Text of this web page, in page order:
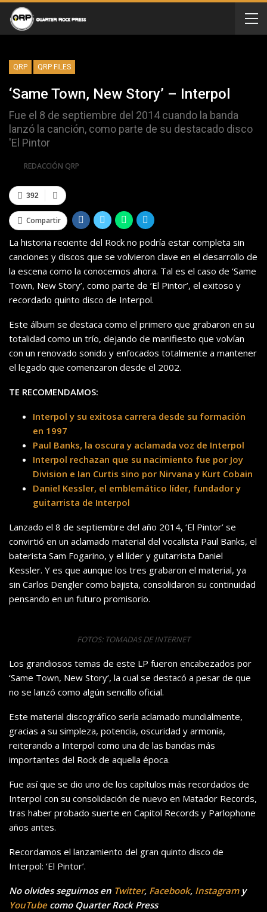
QRP QRP FILES
‘Same Town, New Story’ – Interpol
Fue el 8 de septiembre del 2014 cuando la banda
lanzó la canción, como parte de su destacado disco
'El Pintor
REDACCIÓN QRP
392
Compartir
La historia reciente del Rock no podría estar completa sin
canciones y discos que se volvieron clave en el desarrollo de
la escena como la conocemos ahora. Tal es el caso de ‘Same
Town, New Story’, como parte de ‘El Pintor’, el exitoso y
recordado quinto disco de Interpol.
Este álbum se destaca como el primero que grabaron en su
totalidad como un trío, dejando de manifiesto que volvían
con un renovado sonido y enfocados totalmente a mantener
el legado que comenzaron desde el 2002.
TE RECOMENDAMOS:
Interpol y su exitosa carrera desde su formación
en 1997
Paul Banks, la oscura y aclamada voz de Interpol
Interpol rechazan que su nacimiento fue por Joy
Division e Ian Curtis sino por Nirvana y Kurt Cobain
Daniel Kessler, el emblemático líder, fundador y
guitarrista de Interpol
Lanzado el 8 de septiembre del año 2014, ‘El Pintor’ se
convirtió en un aclamado material del vocalista Paul Banks, el
baterista Sam Fogarino, y el líder y guitarrista Daniel
Kessler. Y es que aunque los tres grabaron el material, ya
sin Carlos Dengler como bajista, consolidaron su continuidad
pensando en un futuro promisorio.
FOTOS: TOMADAS DE INTERNET
Los grandiosos temas de este LP fueron encabezados por
‘Same Town, New Story’, la cual se destacó a pesar de que
no se lanzó como algún sencillo oficial.
Este material discográfico sería aclamado mundialmente,
gracias a su simpleza, potencia, oscuridad y armonía,
reiterando a Interpol como una de las bandas más
importantes del Rock de aquella época.
Fue así que se dio uno de los capítulos más recordados de
Interpol con su consolidación de nuevo en Matador Records,
tras haber probado suerte en Capitol Records y Parlophone
años antes.
Recordamos el lanzamiento del gran quinto disco de
Interpol: ‘El Pintor’.
No olvides seguirnos en Twitter, Facebook, Instagramy
YouTubecomo Quarter Rock Press